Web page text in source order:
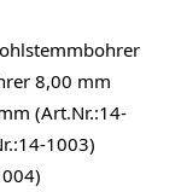
8,00 mm
(Art.Nr.:14-
1003)